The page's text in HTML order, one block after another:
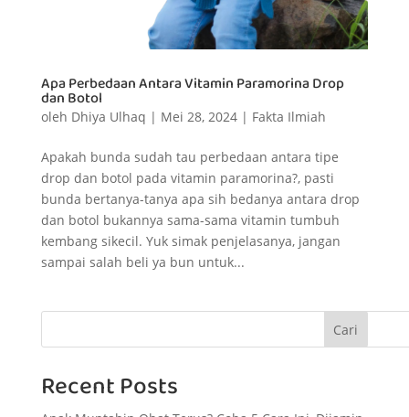
Apa Perbedaan Antara Vitamin Paramorina Drop
dan Botol
oleh Dhiya Ulhaq | Mei 28, 2024| Fakta Ilmiah
Apakah bunda sudah tau perbedaan antara tipe
drop dan botol pada vitamin paramorina?, pasti
bunda bertanya-tanya apa sih bedanya antara drop
dan botol bukannya sama-sama vitamin tumbuh
kembang sikecil. Yuk simak penjelasanya, jangan
sampai salah beli ya bun untuk...
Cari
Recent Posts